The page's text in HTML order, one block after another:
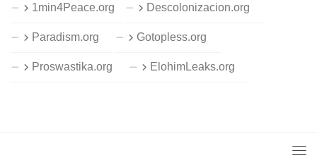
1min4Peace.org Descolonizacion.org
Paradism.org Gotopless.org
Proswastika.org ElohimLeaks.org